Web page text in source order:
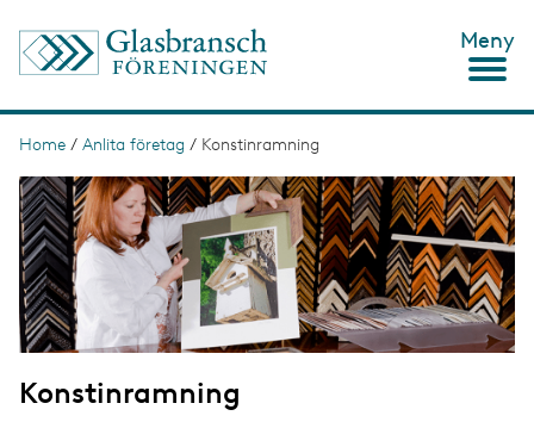
Meny
B
r
e
a
d
c
u
Home / Anlita företag / Konstinramning
I
m
a
g
e
Konstinramning